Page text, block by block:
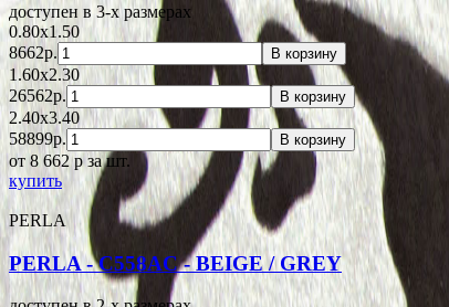
доступен в 3-x размерах
0.80x1.50
8662р.
В корзину
1.60x2.30
26562р.
В корзину
2.40x3.40
58899р.
В корзину
от 8 662 p за шт.
купить
PERLA
PERLA - C558AC - BEIGE / GREY